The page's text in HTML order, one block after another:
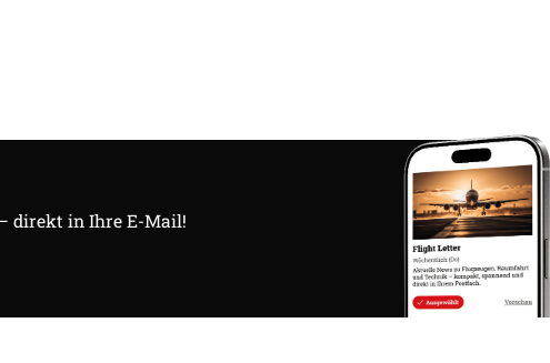
direkt in Ihre E-Mail!